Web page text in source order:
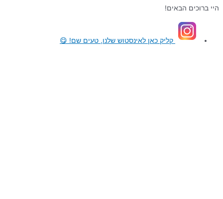
דילוג
היי ברוכים הבאים!
קליק כאן לאינסטוש שלנו, טעים שם! 😋